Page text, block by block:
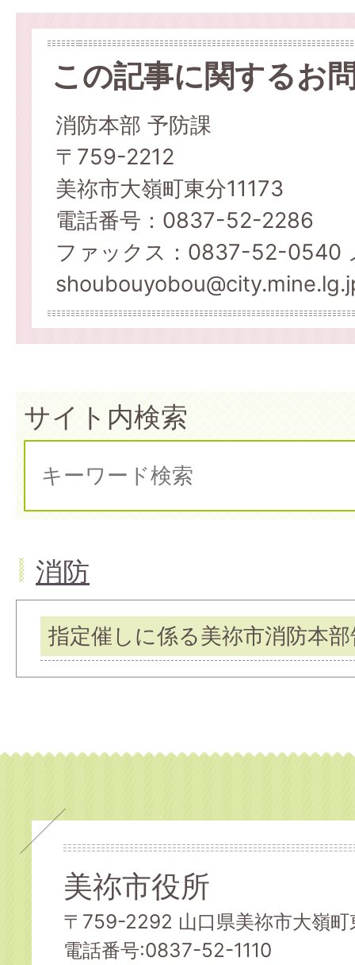
この記事に関するお
消防本部 予防課
〒759-2212
美祢市大嶺町東分11173
電話番号：0837-52-2286
ファックス：0837-52-0540
サイト内検索
消防
指定催しに係る美祢市消防本
美祢市役所
〒759-2292 山口県美祢市大嶺
電話番号:0837-52-1110